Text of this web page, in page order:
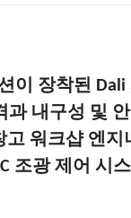
이 장착된
내구성 및
고 워크샵 엔
조광 제어 시